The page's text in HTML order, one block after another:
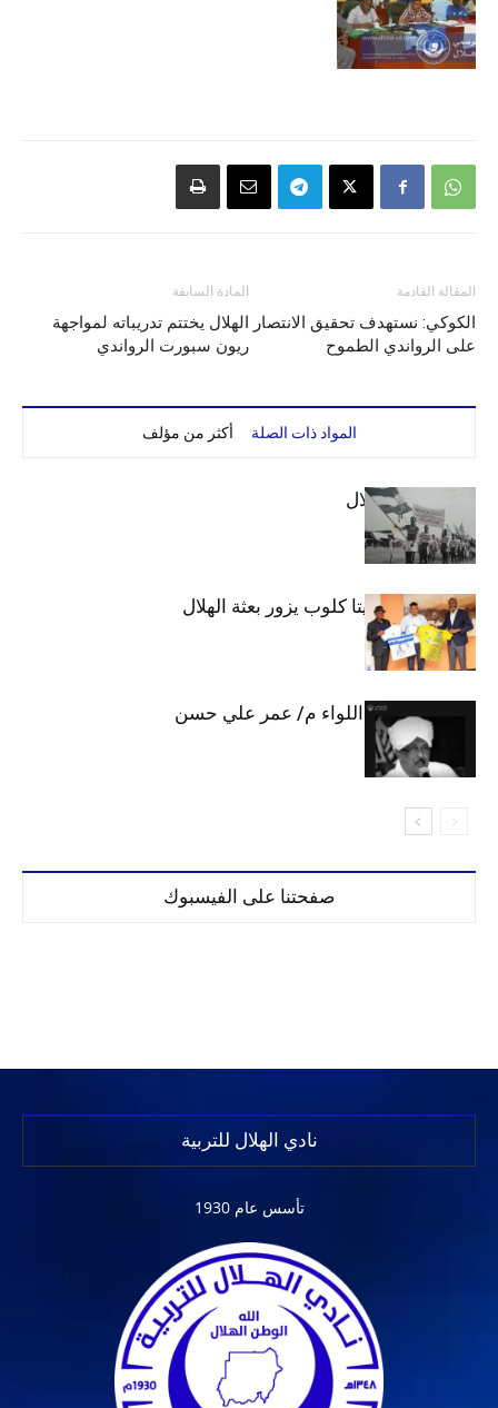
المادة السابقة
الهلال يختتم تدريباته لمواجهة
ريون سبورت الرواندي
المقالة القادمة
الكوكي: نستهدف تحقيق الانتصار
على الرواندي الطموح
المواد ذات الصلة أكثر من مؤلف
الهلال والاستقلال
وفد رفيع من فيتا كلوب يزور بعثة الهلال
الهلال يحتسب اللواء م/ عمر علي حسن
صفحتنا على الفيسبوك
نادي الهلال للتربية
تأسس عام 1930